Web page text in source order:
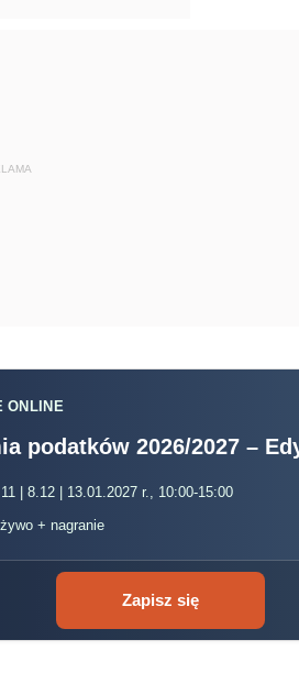
ONLINE
podatków 2026/2027 –
| 8.12 | 13.01.2027 r., 10:00-15:00
+ nagranie
Zapisz się